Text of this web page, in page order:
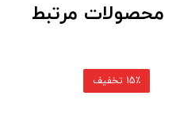
محصولات مرتبط
15٪ تخفیف